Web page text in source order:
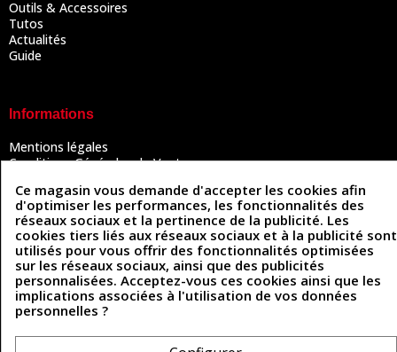
Outils & Accessoires
Tutos
Actualités
Guide
Informations
Mentions légales
Conditions Générales de Vente
Politique des cookies
Contactez-nous
Coordonnées
493 Chemin de Catougnac
81300 Graulhet
Ce magasin vous demande d'accepter les cookies afin
d'optimiser les performances, les fonctionnalités des
réseaux sociaux et la pertinence de la publicité. Les
cookies tiers liés aux réseaux sociaux et à la publicité sont
utilisés pour vous offrir des fonctionnalités optimisées
sur les réseaux sociaux, ainsi que des publicités
personnalisées. Acceptez-vous ces cookies ainsi que les
implications associées à l'utilisation de vos données
personnelles ?